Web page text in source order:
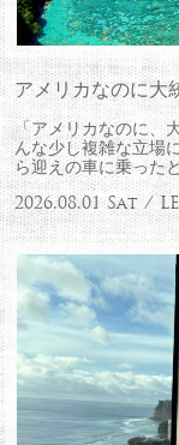
アメリカなのに大
「アメリカなのに、
んな少し複雑な立場
ら迎えの車に乗った
2026.08.01 Sat /